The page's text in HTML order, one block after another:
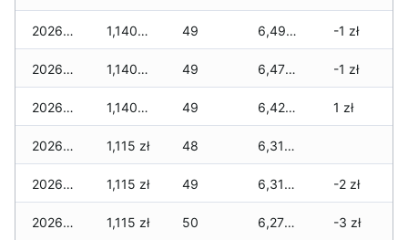
2026-05-17 1,140 zł 49 6,495 zł -1 zł
2026-05-16 1,140 zł 49 6,475 zł -1 zł
2026-05-15 1,140 zł 49 6,425 zł 1 zł
2026-05-14 1,115 zł 48 6,315 zł
2026-05-13 1,115 zł 49 6,315 zł -2 zł
2026-05-12 1,115 zł 50 6,270 zł -3 zł